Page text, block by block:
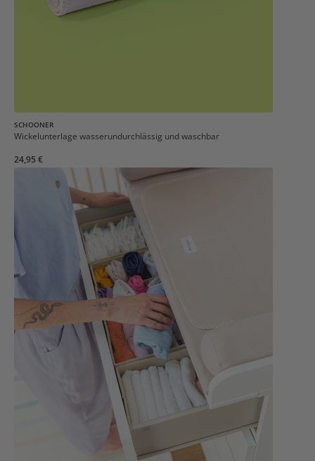
SCHOONER
Wickelunterlage wasserundurchlässig und waschbar
24,95 €